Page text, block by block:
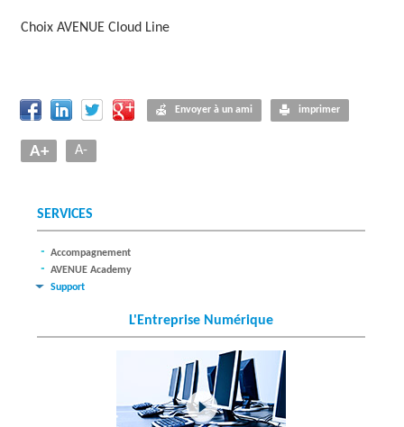
Choix AVENUE Cloud Line
Envoyer à un ami imprimer
A+ A-
SERVICES
Accompagnement
AVENUE Academy
Support
L'Entreprise Numérique